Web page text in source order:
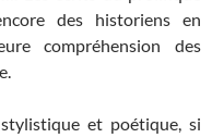
des historiens en
compréhension des
et poétique, si